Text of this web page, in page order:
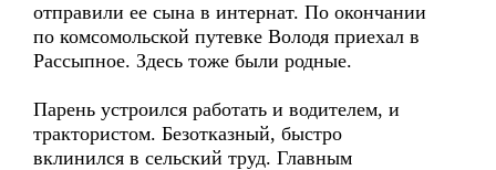
отправили ее сына в интернат. По окончании
по комсомольской путевке Володя приехал в
Рассыпное. Здесь тоже были родные.
Парень устроился работать и водителем, и
трактористом. Безотказный, быстро
вклинился в сельский труд. Главным